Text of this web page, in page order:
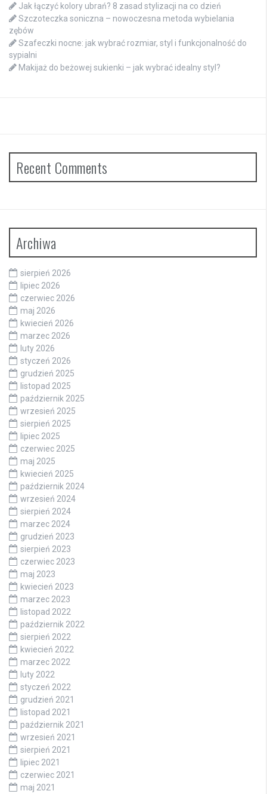
Jak łączyć kolory ubrań? 8 zasad stylizacji na co dzień
Szczoteczka soniczna – nowoczesna metoda wybielania
zębów
Szafeczki nocne: jak wybrać rozmiar, styl i funkcjonalność do
sypialni
Makijaż do beżowej sukienki – jak wybrać idealny styl?
Recent Comments
Archiwa
sierpień 2026
lipiec 2026
czerwiec 2026
maj 2026
kwiecień 2026
marzec 2026
luty 2026
styczeń 2026
grudzień 2025
listopad 2025
październik 2025
wrzesień 2025
sierpień 2025
lipiec 2025
czerwiec 2025
maj 2025
kwiecień 2025
październik 2024
wrzesień 2024
sierpień 2024
marzec 2024
grudzień 2023
sierpień 2023
czerwiec 2023
maj 2023
kwiecień 2023
marzec 2023
listopad 2022
październik 2022
sierpień 2022
kwiecień 2022
marzec 2022
luty 2022
styczeń 2022
grudzień 2021
listopad 2021
październik 2021
wrzesień 2021
sierpień 2021
lipiec 2021
czerwiec 2021
maj 2021